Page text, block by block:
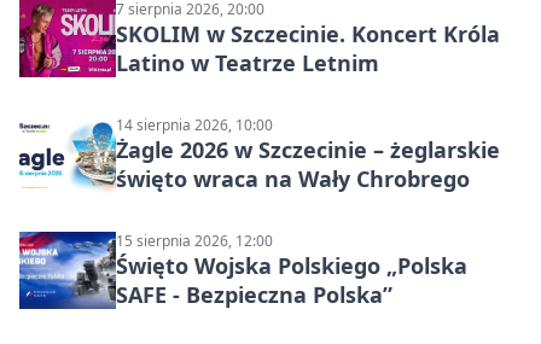
7 sierpnia 2026, 20:00
SKOLIM w Szczecinie. Koncert Króla
Latino w Teatrze Letnim
14 sierpnia 2026, 10:00
Żagle 2026 w Szczecinie – żeglarskie
święto wraca na Wały Chrobrego
15 sierpnia 2026, 12:00
Święto Wojska Polskiego „Polska
SAFE - Bezpieczna Polska”